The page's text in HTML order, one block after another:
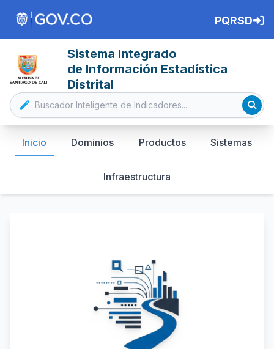
PQRSD
Sistema Integrado
de Información Estadística
Distrital
Inicio Dominios Productos Sistemas
Infraestructura